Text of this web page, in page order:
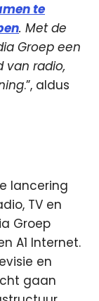
te
. Met de
Groep een
van radio,
.”, aldus
lancering
TV en
Groep
A1 Internet.
en
gaan